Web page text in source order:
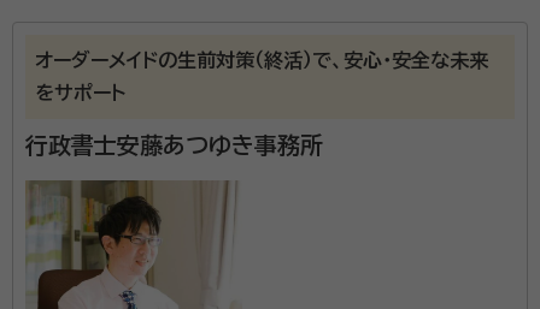
オーダーメイドの生前対策（終活）で、安心・安全な未来
をサポート
行政書士安藤あつゆき事務所